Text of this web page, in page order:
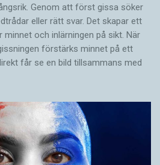
Genom att först gissa ­söker
eller rätt svar. Det skapar ett
och inlärningen på sikt. När
förstärks minnet på ett
får se en bild tillsammans med